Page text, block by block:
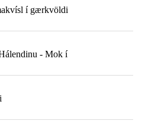
í gærkvöldi
- Mok í